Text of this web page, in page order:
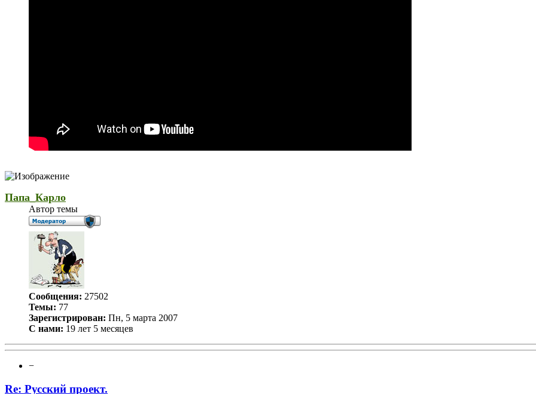
Папа_Карло
Автор темы
Сообщения: 27502
Темы: 77
Зарегистрирован: Пн, 5 марта 2007
С нами: 19 лет 5 месяцев
−
Re: Русский проект.